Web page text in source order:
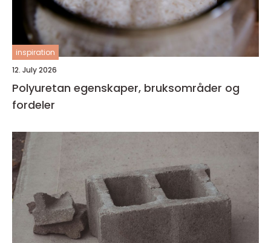
inspiration
12. July 2026
Polyuretan egenskaper, bruksområder og
fordeler